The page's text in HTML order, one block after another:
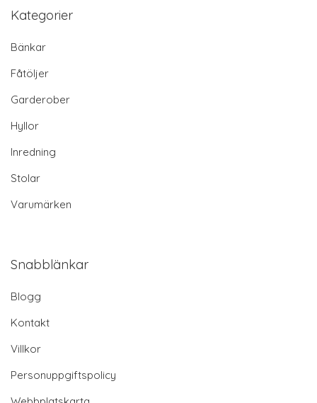
Kategorier
Bänkar
Fåtöljer
Garderober
Hyllor
Inredning
Stolar
Varumärken
Snabblänkar
Blogg
Kontakt
Villkor
Personuppgiftspolicy